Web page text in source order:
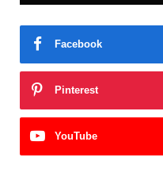
Facebook
Pinterest
YouTube